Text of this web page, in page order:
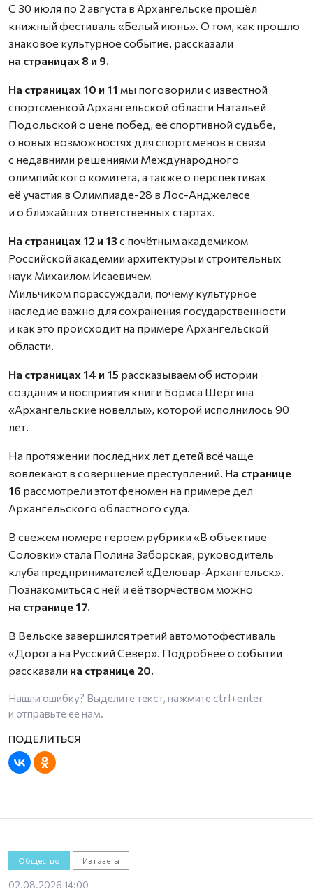
С 30 июля по 2 августа в Архангельске прошёл
книжный фестиваль «Белый июнь». О том, как прошло
знаковое культурное событие, рассказали
на страницах 8 и 9.
На страницах 10 и 11 мы поговорили с известной
спортсменкой Архангельской области Натальей
Подольской о цене побед, её спортивной судьбе,
о новых возможностях для спортсменов в связи
с недавними решениями Международного
олимпийского комитета, а также о перспективах
её участия в Олимпиаде-28 в Лос-Анджелесе
и о ближайших ответственных стартах.
На страницах 12 и 13 с почётным академиком
Российской академии архитектуры и строительных
наук Михаилом Исаевичем
Мильчиком порассуждали, почему культурное
наследие важно для сохранения государственности
и как это происходит на примере Архангельской
области.
На страницах 14 и 15 рассказываем об истории
создания и восприятия книги Бориса Шергина
«Архангельские новеллы», которой исполнилось 90
лет.
На протяжении последних лет детей всё чаще
вовлекают в совершение преступлений. На странице
16 рассмотрели этот феномен на примере дел
Архангельского областного суда.
В свежем номере героем рубрики «В объективе
Соловки» стала Полина Заборская, руководитель
клуба предпринимателей «Деловар-Архангельск».
Познакомиться с ней и её творчеством можно
на странице 17.
В Вельске завершился третий автомотофестиваль
«Дорога на Русский Север». Подробнее о событии
рассказали на странице 20.
Нашли ошибку? Выделите текст, нажмите ctrl+enter
и отправьте ее нам.
Общество Из газеты
02.08.2026 14:00